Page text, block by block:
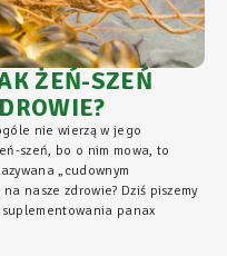
ŻEŃ-SZEŃ
nie wierzą w jego
szeń, bo o nim mowa, to
„cudownym
nasze zdrowie? Dziś piszemy
panax